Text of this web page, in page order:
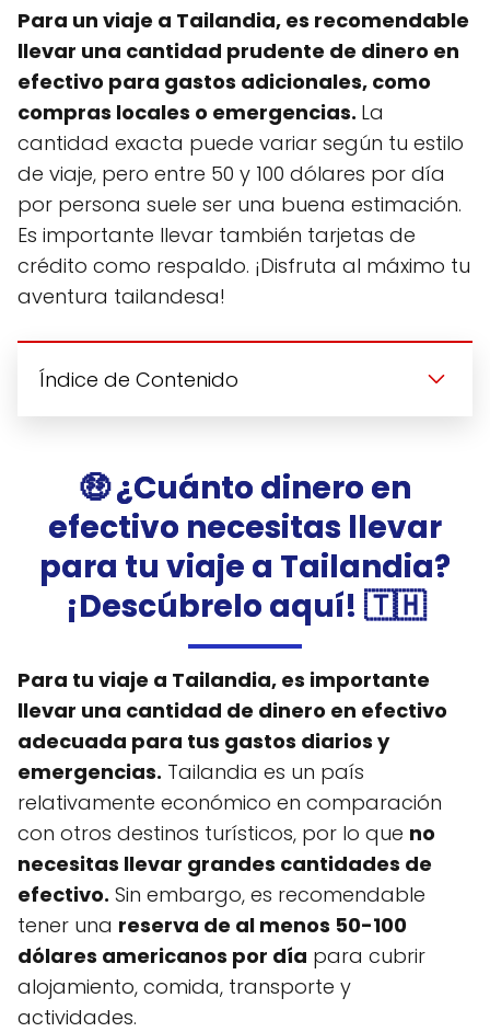
Para un viaje a Tailandia, es recomendable
llevar una cantidad prudente de dinero en
efectivo para gastos adicionales, como
compras locales o emergencias. La
cantidad exacta puede variar según tu estilo
de viaje, pero entre 50 y 100 dólares por día
por persona suele ser una buena estimación.
Es importante llevar también tarjetas de
crédito como respaldo. ¡Disfruta al máximo tu
aventura tailandesa!
Índice de Contenido
🤑 ¿Cuánto dinero en
efectivo necesitas llevar
para tu viaje a Tailandia?
¡Descúbrelo aquí! 🇹🇭
Para tu viaje a Tailandia, es importante
llevar una cantidad de dinero en efectivo
adecuada para tus gastos diarios y
emergencias. Tailandia es un país
relativamente económico en comparación
con otros destinos turísticos, por lo que no
necesitas llevar grandes cantidades de
efectivo. Sin embargo, es recomendable
tener una reserva de al menos 50-100
dólares americanos por día para cubrir
alojamiento, comida, transporte y
actividades.